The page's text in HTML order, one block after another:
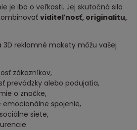
je iba o veľkosti. Jej skutočná sila
viditeľnosť, originalitu,
reklamné makety môžu vašej
zákazníkov,
prevádzky alebo podujatia,
o značke,
spojenie,
siete,